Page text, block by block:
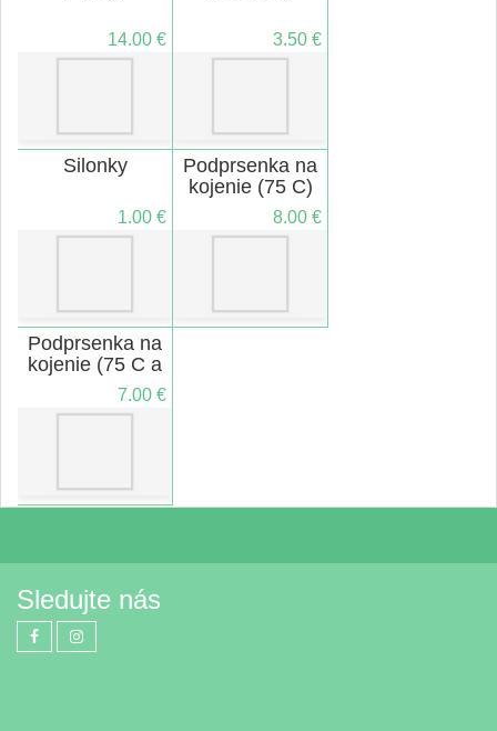
14.00 € 3.50 €
Silonky
1.00 €
Podprsenka na
kojenie (75 C)
8.00 €
Podprsenka na
kojenie (75 C a
75 D)7.00 €
Sledujte nás